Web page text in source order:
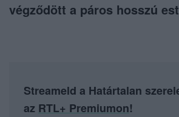
végződött a páros hosszú
Streameld a Határtalan
az RTL+ Premiumon!